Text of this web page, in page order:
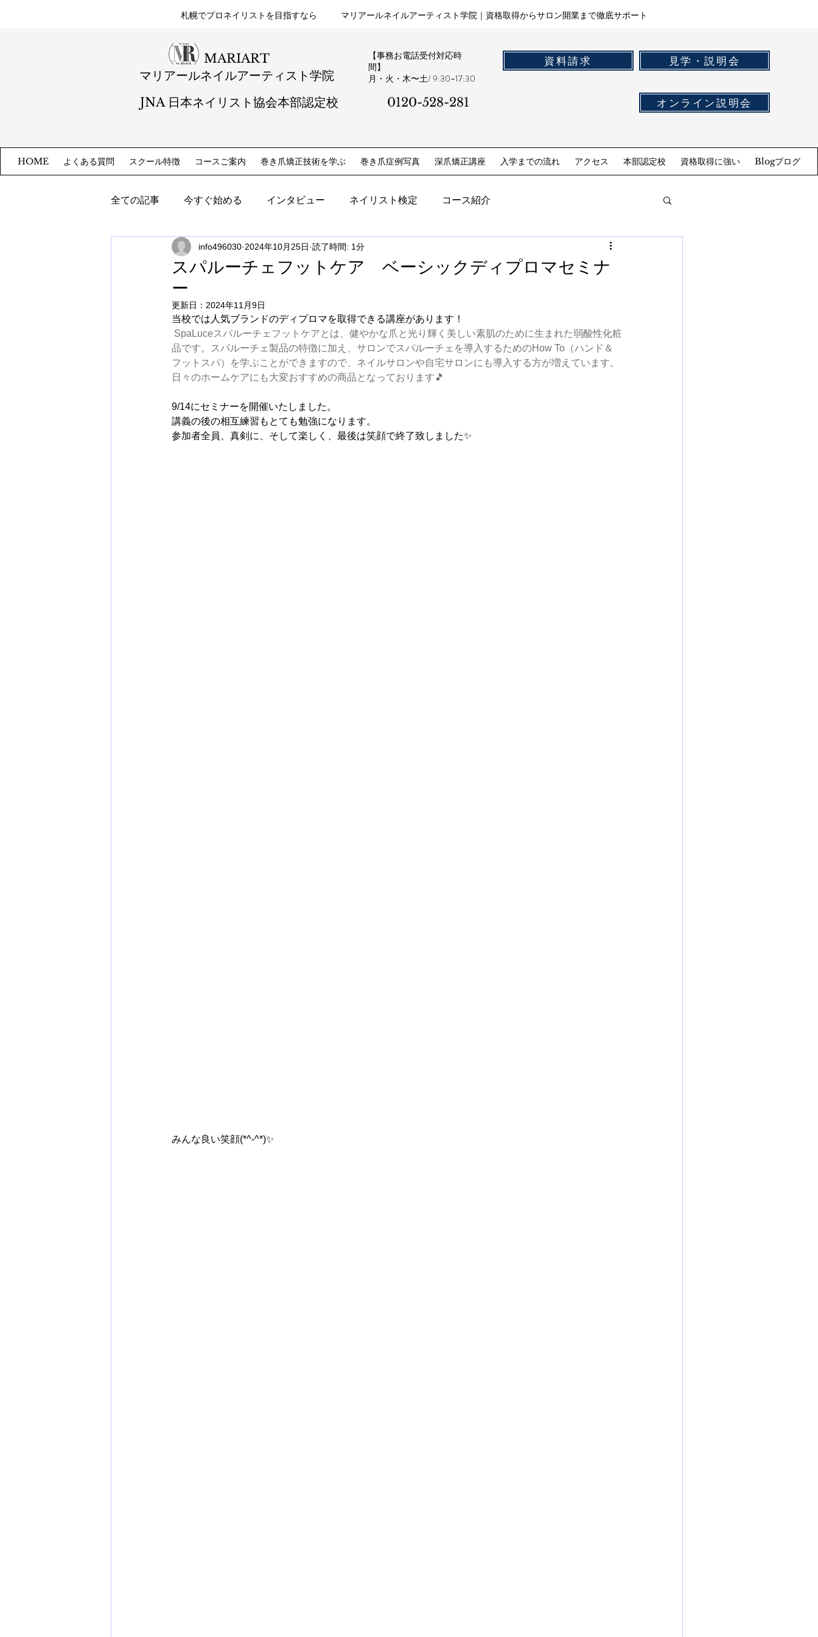
札幌​でプロネイリストを目指すなら マリアールネイルアーティスト学院｜資格取得からサロン開業まで徹底サポート
MARIART
マリアールネイルアーティスト学院
JNA 日本ネイリスト協会本部認定校
【事務お電話受付対応時
間】
​月・火・木〜土/ 9:30~17:30
0120-528-281​
資料請求 見学・説明会
オンライン説明会
HOME よくある質問 スクール特徴 コースご案内 巻き爪矯正技術を学ぶ 巻き爪症例写真 深爪矯正講座 入学までの流れ アクセス 本部認定校 資格取得に強い Blogブログ
全ての記事 今すぐ始める インタビュー ネイリスト検定 コース紹介
スパルーチェフットケア ベーシックディプロマセミナ
ー
info496030 2024年10月25日 読了時間: 1分
更新日： 2024年11月9日
当校では人気ブランドのディプロマを取得できる講座があります！
SpaLuceスパルーチェフットケアとは、健やかな爪と光り輝く美しい素肌のために生まれた弱酸性化粧
品です。スパルーチェ製品の特徴に加え、サロンでスパルーチェを導入するためのHow To（ハンド＆
フットスパ）を学ぶことができますので、ネイルサロンや自宅サロンにも導入する方が増えています。
日々のホームケアにも大変おすすめの商品となっております🎵
9/14にセミナーを開催いたしました。
講義の後の相互練習もとても勉強になります。
参加者全員、真剣に、そして楽しく、最後は笑顔で終了致しました✨
みんな良い笑顔(*^-^*)✨